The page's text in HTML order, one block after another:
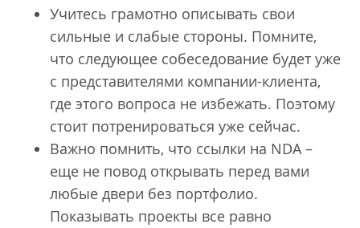
Учитесь грамотно описывать свои
сильные и слабые стороны. Помните,
что следующее собеседование будет уже
с представителями компании-клиента,
где этого вопроса не избежать. Поэтому
стоит потренироваться уже сейчас.
Важно помнить, что ссылки на NDA –
еще не повод открывать перед вами
любые двери без портфолио.
Показывать проекты все равно